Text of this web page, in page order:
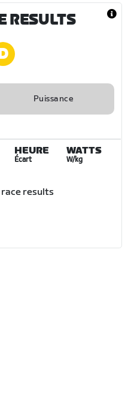
RESULTS
Puissance
HEURE
Écart
WATTS
W/kg
results